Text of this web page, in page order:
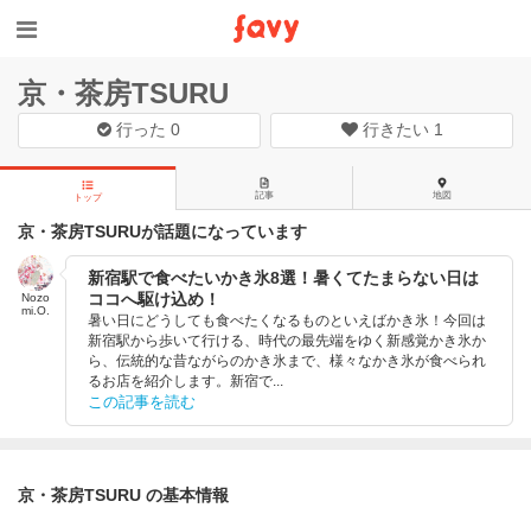
京・茶房TSURU
行った0 行きたい 1
トップ 記事 地図
京・茶房TSURUが話題になっています
Nozo
mi.O.
新宿駅で食べたいかき氷8選！暑くてたまらない日は
ココへ駆け込め！
暑い日にどうしても食べたくなるものといえばかき氷！今回は
新宿駅から歩いて行ける、時代の最先端をゆく新感覚かき氷か
ら、伝統的な昔ながらのかき氷まで、様々なかき氷が食べられ
るお店を紹介します。新宿で...
この記事を読む
京・茶房TSURU の基本情報